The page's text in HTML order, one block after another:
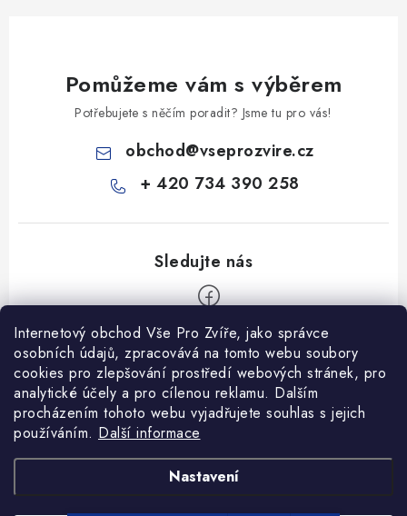
Internetový obchod Vše Pro Zvíře, jako správce
osobních údajů, zpracovává na tomto webu soubory
cookies pro zlepšování prostředí webových stránek, pro
analytické účely a pro cílenou reklamu. Dalším
procházením tohoto webu vyjadřujete souhlas s jejich
používáním. Další informace
Nastavení
Pomůžeme vám s výběrem
Potřebujete s něčím poradit? Jsme tu pro vás!
obchod@vseprozvire.cz
+ 420 734 390 258
Informace pro Vás
Ceník dopravy
Kontakty
Obchodní podmínky
Heuréka recenze